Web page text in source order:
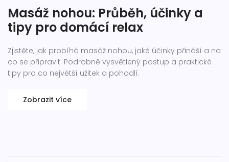
Masáž nohou: Průběh, účinky a
tipy pro domácí relax
Zjistěte, jak probíhá masáž nohou, jaké účinky přináší a na
co se připravit. Podrobně vysvětlený postup a praktické
tipy pro co největší užitek a pohodlí.
Zobrazit více